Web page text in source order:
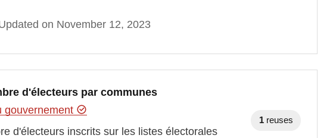
on November 12, 2023
d'électeurs par communes
gouvernement
d'électeurs inscrits sur les listes électorales
1 reuses